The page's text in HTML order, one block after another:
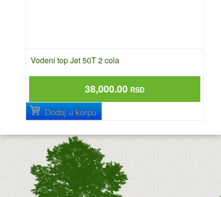
Vodeni top Jet 50T 2 cola
38,000.00 RSD
Dodaj u korpu